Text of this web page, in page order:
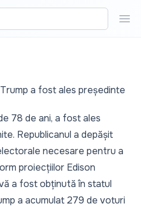
a fost ales președinte
78 de ani, a fost ales
Republicanul a depășit
necesare pentru a
proiecțiilor Edison
a fost obținută în statul
a acumulat 279 de voturi